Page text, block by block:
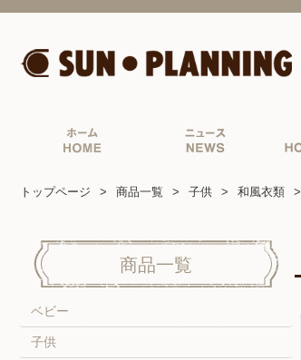
トップページ 商品一覧 子供 和風衣類
商品一覧
ベビー
子供